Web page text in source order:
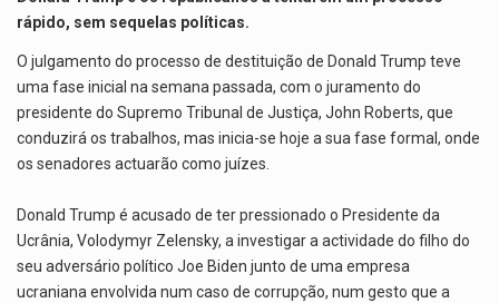
p
p
o
k
m
rápido, sem sequelas políticas.
O julgamento do processo de destituição de Donald Trump teve
uma fase inicial na semana passada, com o juramento do
presidente do Supremo Tribunal de Justiça, John Roberts, que
conduzirá os trabalhos, mas inicia-se hoje a sua fase formal, onde
os senadores actuarão como juízes.
Donald Trump é acusado de ter pressionado o Presidente da
Ucrânia, Volodymyr Zelensky, a investigar a actividade do filho do
seu adversário político Joe Biden junto de uma empresa
ucraniana envolvida num caso de corrupção, num gesto que a